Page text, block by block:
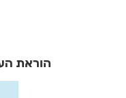
הוראת